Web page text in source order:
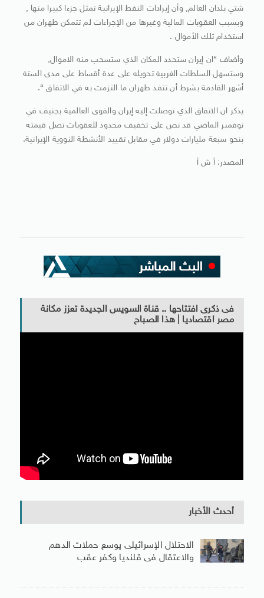
شتي بلدان العالم, وأن إيرادات النفط الإيرانية تمثل جزءا كبيرا منها ,
وبسبب العقوبات المالية وغيرها من الإجراءات لم تتمكن طهران من
استخدام تلك الأموال .
وأضاف “ان إيران ستحدد المكان الذي ستسحب منه الاموال,
وستسهل السلطات الغربية تحويله على عدة أقساط على مدى الستة
أشهر القادمة بشرط أن تنفذ طهران ما التزمت به في الاتفاق “.
يذكر ان الاتفاق الذي توصلت إليه إيران والقوى العالمية بجنيف في
نوفمبر الماضي قد نص على تخفيف محدود للعقوبات تصل قيمته
بنحو سبعة مليارات دولار في مقابل تقييد الأنشطة النووية الإيرانية.
المصدر: أ ش أ
فى ذكرى افتتاحها .. قناة السويس الجديدة تعزز مكانة
مصر اقتصاديا | هذا الصباح
أحدث الأخبار
الاحتلال الإسرائيلى يوسع حملات الدهم
والاعتقال فى قلنديا وكفر عقب